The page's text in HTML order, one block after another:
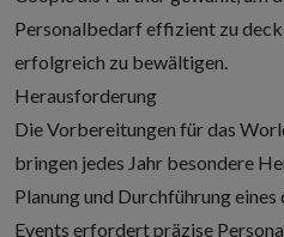
Personalbedarf effizient zu
erfolgreich zu bewältigen.
Herausforderung
Die Vorbereitungen für das
bringen jedes Jahr besondere
Planung und Durchführung
Events erfordertpräzise